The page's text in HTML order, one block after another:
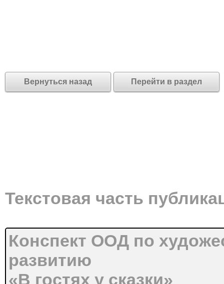
Вернуться назад Перейти в раздел
Текстовая часть
Конспект ООД по
развитию
«В гостях у сказки»